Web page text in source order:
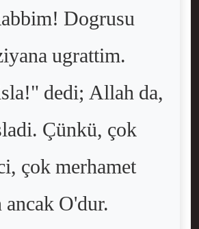
Dogrusu
ugrattim.
dedi; Allah da,
Çünkü, çok
çok merhamet
O'dur.